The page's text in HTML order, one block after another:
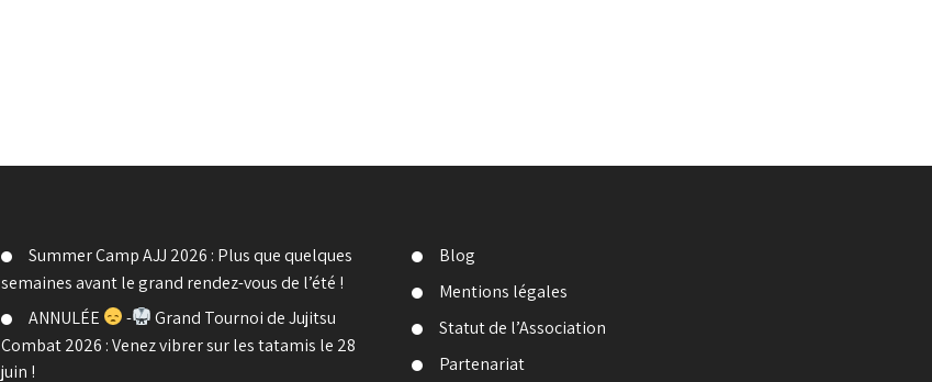
Summer Camp AJJ 2026 : Plus que quelques
semaines avant le grand rendez-vous de l’été !
ANNULÉE
-
Grand Tournoi de Jujitsu
Combat 2026 : Venez vibrer sur les tatamis le 28
juin !
Blog
Mentions légales
Statut de l’Association
Partenariat